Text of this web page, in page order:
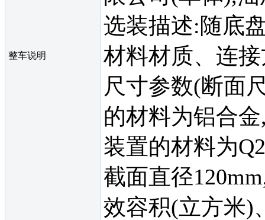
整车说明
选装描述:随底
材料材质、连
尺寸参数(断面
的材料为铝合
装置的材料为
截面直径
效容积(立方米)